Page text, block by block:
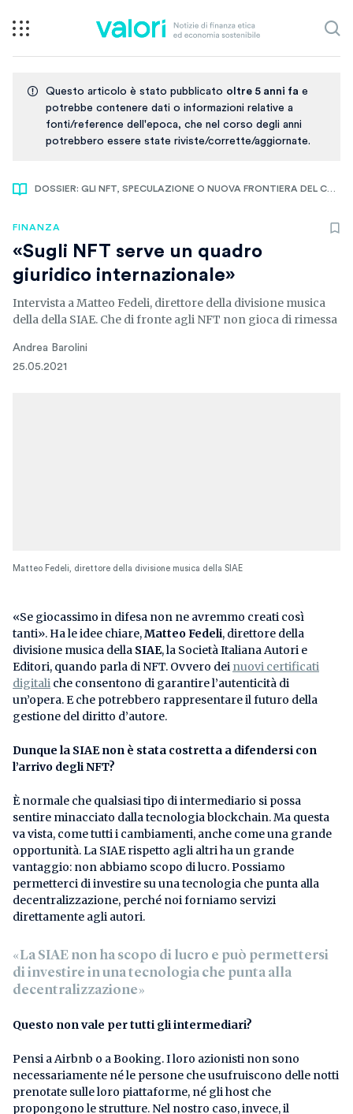
Questo articolo è stato pubblicato oltre 5 anni fa e
potrebbe contenere dati o informazioni relative a
fonti/reference dell'epoca, che nel corso degli anni
potrebbero essere state riviste/corrette/aggiornate.
DOSSIER: GLI NFT, SPECULAZIONE O NUOVA FRONTIERA DEL COPYRIGHT?
FINANZA
«Sugli NFT serve un quadro
giuridico internazionale»
Intervista a Matteo Fedeli, direttore della divisione musica
della della SIAE. Che di fronte agli NFT non gioca di rimessa
Andrea Barolini
25.05.2021
Matteo Fedeli, direttore della divisione musica della SIAE
«Se giocassimo in difesa non ne avremmo creati così
tanti». Ha le idee chiare,Matteo Fedeli, direttore della
divisione musica della SIAE, la Società Italiana Autori e
Editori, quando parla di NFT. Ovvero dei nuovi certificati
digitali che consentono di garantire l’autenticità di
un’opera. E che potrebbero rappresentare il futuro della
gestione del diritto d’autore.
Dunque la SIAE non è stata costretta a difendersi con
l’arrivo degli NFT?
È normale che qualsiasi tipo di intermediario si possa
sentire minacciato dalla tecnologia blockchain. Ma questa
va vista, come tutti i cambiamenti, anche come una grande
opportunità. La SIAE rispetto agli altri ha un grande
vantaggio: non abbiamo scopo di lucro. Possiamo
permetterci di investire su una tecnologia che punta alla
decentralizzazione, perché noi forniamo servizi
direttamente agli autori.
«La SIAE non ha scopo di lucro e può permettersi
di investire in una tecnologia che punta alla
decentralizzazione»
Questo non vale per tutti gli intermediari?
Pensi a Airbnb o a Booking. I loro azionisti non sono
necessariamente né le persone che usufruiscono delle notti
prenotate sulle loro piattaforme, né gli host che
propongono le strutture. Nel nostro caso, invece, il